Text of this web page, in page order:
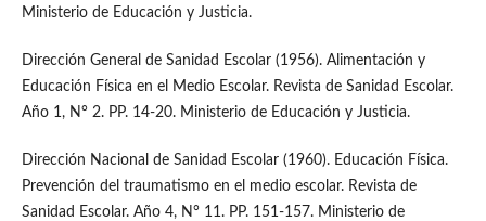
Ministerio de Educación y Justicia.
Dirección General de Sanidad Escolar (1956). Alimentación y
Educación Física en el Medio Escolar. Revista de Sanidad Escolar.
Año 1, N° 2. PP. 14-20. Ministerio de Educación y Justicia.
Dirección Nacional de Sanidad Escolar (1960). Educación Física.
Prevención del traumatismo en el medio escolar. Revista de
Sanidad Escolar. Año 4, N° 11. PP. 151-157. Ministerio de